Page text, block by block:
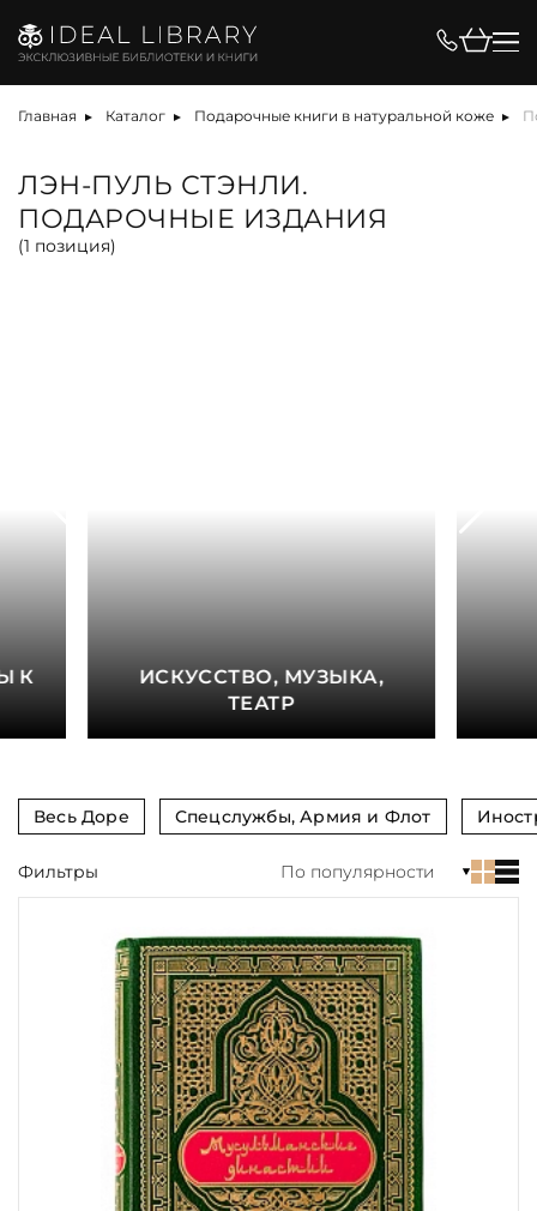
Главная Каталог Подарочные книги в натуральной коже
ЛЭН-ПУЛЬ СТЭНЛИ.
ПОДАРОЧНЫЕ ИЗДАНИЯ
(1 позиция)
К
ИСКУССТВО, МУЗЫКА,
ТЕАТР
Весь Доре Спецслужбы, Армия и Флот
Цена, ₽
Вид
Язык
Обрез
Тиснение
Пол и возраст
Фильтры По популярности